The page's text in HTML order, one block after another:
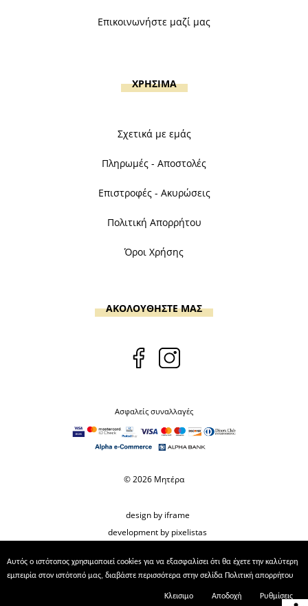
Επικοινωνήστε μαζί μας
ΧΡΗΣΙΜΑ
Σχετικά με εμάς
Πληρωμές - Αποστολές
Επιστροφές - Ακυρώσεις
Πολιτική Απορρήτου
Όροι Χρήσης
ΑΚΟΛΟΥΘΗΣΤΕ ΜΑΣ
Ασφαλείς συναλλαγές
© 2026 Μητέρα
design by iframe
development by pixelistas
Αυτός ο ιστότοπος χρησιμοποιεί cookies για να εξασφαλίσει ότι θα έχετε την καλύτερη
εμπειρία στον ιστότοπό μας, διαβάστε περισσότερα στην σελίδα Πολιτική απορρήτου
Κλεισιμο Αποδοχή Ρυθμίσεις